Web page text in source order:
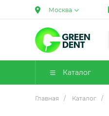
Москва
Каталог
Главная / Каталог /